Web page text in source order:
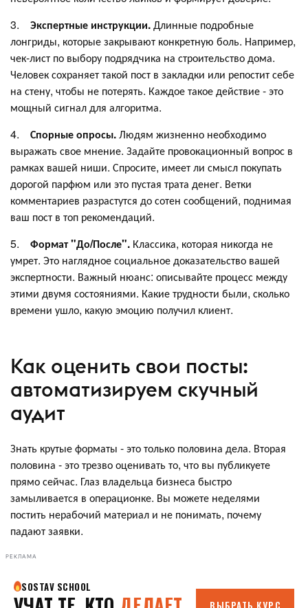
3. Экспертные инструкции.Длинные подробные
лонгриды, которые закрывают конкретную боль. Например,
чек-лист по выбору подрядчика на строительство дома.
Человек сохраняет такой пост в закладки или репостит себе
на стену, чтобы не потерять. Каждое такое действие - это
мощный сигнал для алгоритма.
4. Спорные опросы.Людям жизненно необходимо
выражать свое мнение. Задайте провокационный вопрос в
рамках вашей ниши. Спросите, имеет ли смысл покупать
дорогой парфюм или это пустая трата денег. Ветки
комментариев разрастутся до сотен сообщений, поднимая
ваш пост в топ рекомендаций.
5. Формат "До/После". Классика, которая никогда не
умрет. Это наглядное социальное доказательство вашей
экспертности. Важный нюанс: описывайте процесс между
этими двумя состояниями. Какие трудности были, сколько
времени ушло, какую эмоцию получил клиент.
Как оценить свои посты:
автоматизируем скучный
аудит
Знать крутые форматы - это только половина дела. Вторая
половина - это трезво оценивать то, что вы публикуете
прямо сейчас. Глаз владельца бизнеса быстро
замыливается в операционке. Вы можете неделями
постить нерабочий материал и не понимать, почему
падают заявки.
РЕКЛАМА